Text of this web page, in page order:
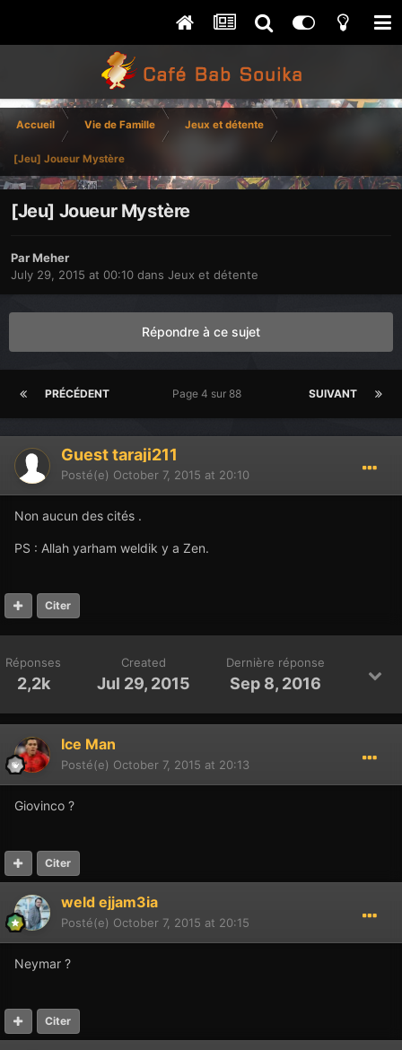
Accueil Vie de Famille Jeux et détente
[Jeu] Joueur Mystère
[Jeu] Joueur Mystère
ParMeher
July 29, 2015 at 00:10 dans Jeux et détente
Répondre à ce sujet
PRÉCÉDENT SUIVANT
Page 4 sur 88
Guest taraji211
Posté(e) October 7, 2015 at 20:10
Non aucun des cités .
PS : Allah yarham weldik y a Zen.
Citer
Réponses
2,2k
Created
Jul 29, 2015
Dernière réponse
Sep 8, 2016
Ice Man
Posté(e) October 7, 2015 at 20:13
Giovinco ?
Citer
weld ejjam3ia
Posté(e) October 7, 2015 at 20:15
Neymar ?
Citer